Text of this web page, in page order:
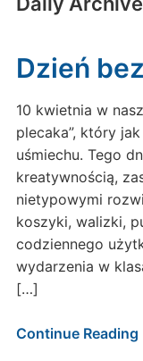
Dzień
10 kwietnia w
plecaka”, który
uśmiechu. Tego
kreatywnością,
nietypowymi
koszyki, walizki,
codziennego
wydarzenia w
[…]
Continue